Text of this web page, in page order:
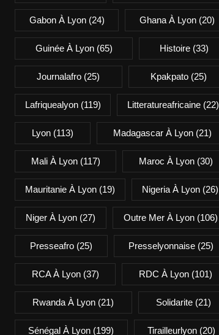
Gabon À Lyon(24) Ghana À Lyon(20)
Guinée À Lyon(65) Histoire(33)
Journalafro (25) Kpakpato(25)
Lafriquealyon(119) Litteratureafricaine(22)
Lyon(113) Madagascar À Lyon (21)
Mali À Lyon(117) Maroc À Lyon(30)
Mauritanie À Lyon (19) Nigeria À Lyon (26)
Niger À Lyon (27) Outre Mer À Lyon (106)
Presseafro(25) Presselyonnaise (25)
RCA À Lyon(37) RDC À Lyon(101)
Rwanda À Lyon (21) Solidarite(21)
Sénégal À Lyon (199) Tirailleurlyon(20)